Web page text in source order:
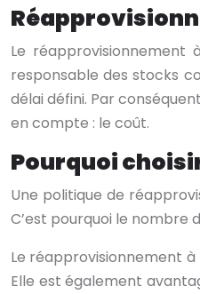
Le
responsable des stocks
délai défini. Par
en compte : le coût.
Pourquoi
Une politique de
C’est pourquoi le
Le réapprovisionnement
Elle est également